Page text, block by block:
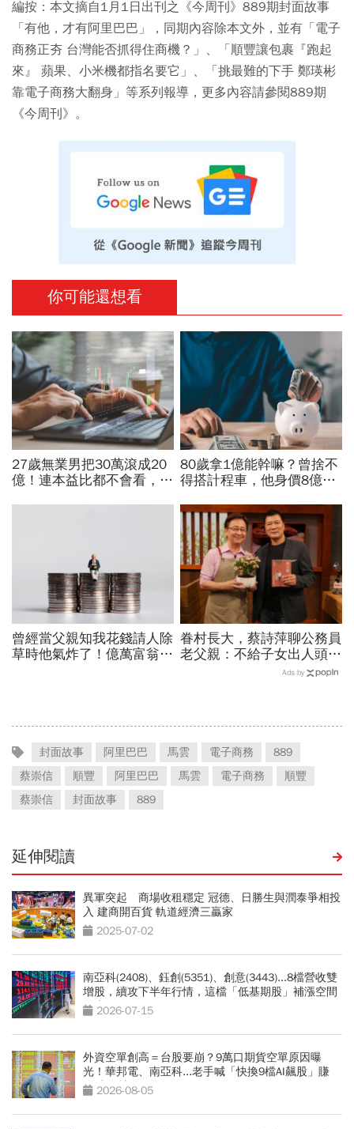
編按：本文摘自1月1日出刊之《今周刊》889期封面故事
「有他，才有阿里巴巴」，同期內容除本文外，並有「電子
商務正夯 台灣能否抓得住商機？」、「順豐讓包裹『跑起
來』 蘋果、小米機都指名要它」、「挑最難的下手 鄭瑛彬
靠電子商務大翻身」等系列報導，更多內容請參閱889期
《今周刊》。
你可能還想看
27歲無業男把30萬滾成20
億！連本益比都不會看，氣
80歲拿1億能幹嘛？曾捨不
得搭計程車，他身價8億後
期」：這3件事花錢別手軟
曾經當父親知我花錢請人除
草時他氣炸了！億萬富翁談
眷村長大，蔡詩萍聊公務員
老父親：不給子女出人頭地
的壓力，只要看到我在看書
Ads by
封面故事 阿里巴巴 馬雲 電子商務
889
蔡崇信
順豐 阿里巴巴 馬雲 電子商務
順豐
蔡崇信
封面故事 889
延伸閱讀
異軍突起 商場收租穩定 冠德、日勝生與潤泰爭相投
入 建商開百貨 軌道經濟三贏家
2025-07-02
南亞科(2408)、鈺創(5351)、創意(3443)...8檔營收雙
增股，續攻下半年行情，這檔「低基期股」補漲空間
最大2026-07-15
外資空單創高＝台股要崩？9萬口期貨空單原因曝
光！華邦電、南亞科...老手喊「快換9檔AI飆股」賺
Q3大行情
2026-08-05